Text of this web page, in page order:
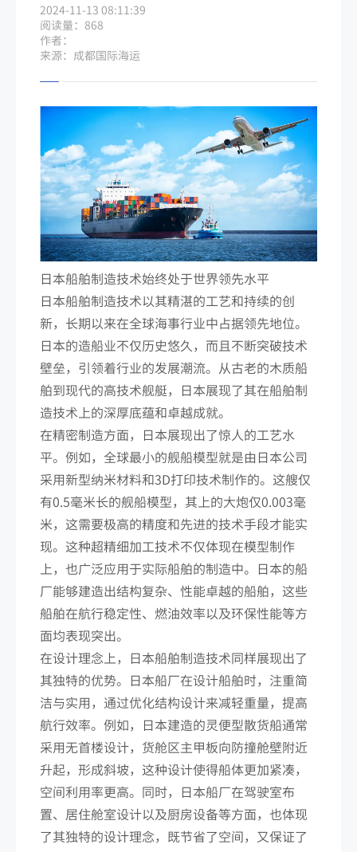
2024-11-13 08:11:39
阅读量：868
作者：
来源：成都国际海运
日本船舶制造技术始终处于世界领先水平
日本船舶制造技术以其精湛的工艺和持续的创
新，长期以来在全球海事行业中占据领先地位。
日本的造船业不仅历史悠久，而且不断突破技术
壁垒，引领着行业的发展潮流。从古老的木质船
舶到现代的高技术舰艇，日本展现了其在船舶制
造技术上的深厚底蕴和卓越成就。
在精密制造方面，日本展现出了惊人的工艺水
平。例如，全球最小的舰船模型就是由日本公司
采用新型纳米材料和3D打印技术制作的。这艘仅
有0.5毫米长的舰船模型，其上的大炮仅0.003毫
米，这需要极高的精度和先进的技术手段才能实
现。这种超精细加工技术不仅体现在模型制作
上，也广泛应用于实际船舶的制造中。日本的船
厂能够建造出结构复杂、性能卓越的船舶，这些
船舶在航行稳定性、燃油效率以及环保性能等方
面均表现突出。
在设计理念上，日本船舶制造技术同样展现出了
其独特的优势。日本船厂在设计船舶时，注重简
洁与实用，通过优化结构设计来减轻重量，提高
航行效率。例如，日本建造的灵便型散货船通常
采用无首楼设计，货舱区主甲板向防撞舱壁附近
升起，形成斜坡，这种设计使得船体更加紧凑，
空间利用率更高。同时，日本船厂在驾驶室布
置、居住舱室设计以及厨房设备等方面，也体现
了其独特的设计理念，既节省了空间，又保证了